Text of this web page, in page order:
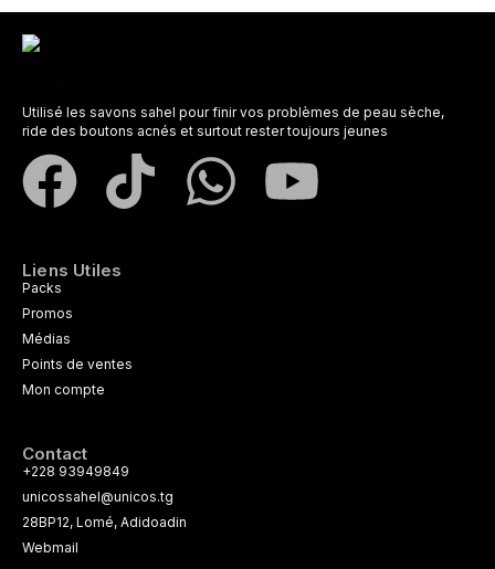
Utilisé les savons sahel pour finir vos problèmes de peau sèche,
ride des boutons acnés et surtout rester toujours jeunes
Liens Utiles
Packs
Promos
Médias
Points de ventes
Mon compte
Contact
+228 93949849
unicossahel@unicos.tg
28BP12, Lomé, Adidoadin
Webmail